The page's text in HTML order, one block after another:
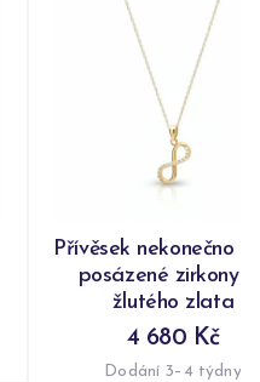
Přívěsek nekonečno
posázené zirkony
žlutého zlata
4 680 Kč
Dodání 3–4 týdny